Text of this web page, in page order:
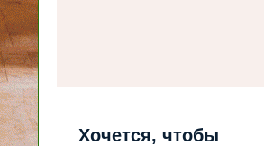
Хочется, чтобы